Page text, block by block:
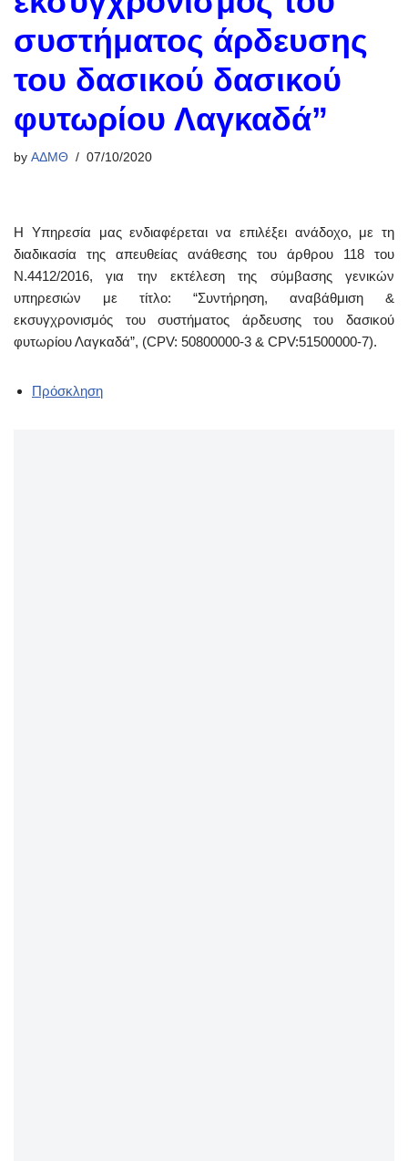
συστήματος άρδευσης
του δασικού δασικού
φυτωρίου Λαγκαδά”
by ΑΔΜΘ 07/10/2020
Η Υπηρεσία μας ενδιαφέρεται να επιλέξει ανάδοχο, με τη
διαδικασία της απευθείας ανάθεσης του άρθρου 118 του
Ν.4412/2016, για την εκτέλεση της σύμβασης γενικών
υπηρεσιών με τίτλο: “Συντήρηση, αναβάθμιση &
εκσυγχρονισμός του συστήματος άρδευσης του δασικού
φυτωρίου Λαγκαδά”, (CPV: 50800000-3 & CPV:51500000-7).
Πρόσκληση